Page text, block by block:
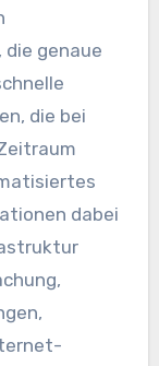
genaue
die bei
dabei